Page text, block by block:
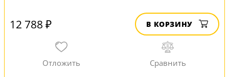
12 788 ₽ В КОРЗИНУ